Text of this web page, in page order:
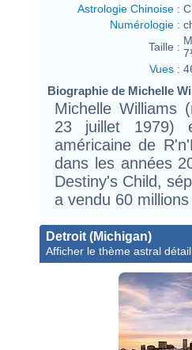
Astrologie Chinoise :
Numérologie :
Taille :
Vues :
Biographie de Michelle
Michelle Williams
23 juillet 1979)
américaine de
dans les années
Destiny's Child,
a vendu 60
Detroit (Michigan)
Afficher le thème astral